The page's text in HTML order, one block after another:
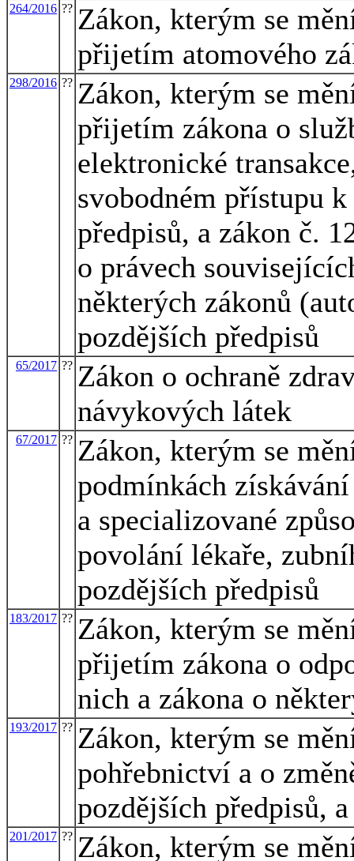
264/2016 ?? Zákon, kterým se
přijetím atomového
298/2016 ?? Zákon, kterým se
přijetím zákona o
elektronické
svobodném přístupu
předpisů, a zákon č.
o právech
některých zákonů
pozdějších předpisů
65/2017 ?? Zákon o ochraně
návykových látek
67/2017 ?? Zákon, kterým se
podmínkách
a specializované
povolání lékaře,
pozdějších předpisů
183/2017 ?? Zákon, kterým se
přijetím zákona o
nich a zákona o
193/2017 ?? Zákon, kterým se
pohřebnictví a o
pozdějších předpisů,
201/2017 ?? Zákon, kterým se